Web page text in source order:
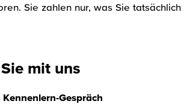
Sie zahlen nur, was Sie tatsächlich
mit uns
Gespräch